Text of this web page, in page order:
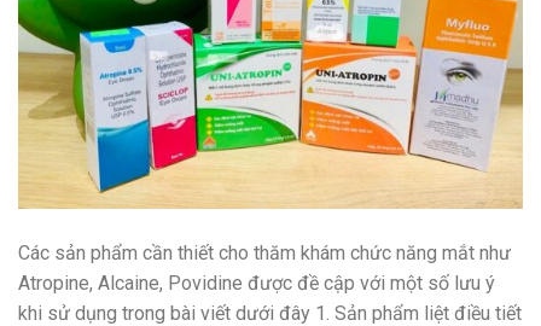
Các sản phẩm cần thiết cho thăm khám chức năng mắt như
Atropine, Alcaine, Povidine được đề cập với một số lưu ý
khi sử dụng trong bài viết dưới đây 1. Sản phẩm liệt điều tiết